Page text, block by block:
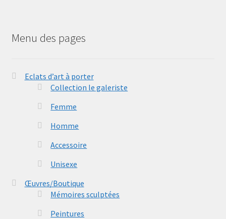
Menu des pages
Eclats d’art à porter
Collection le galeriste
Femme
Homme
Accessoire
Unisexe
Œuvres/Boutique
Mémoires sculptées
Peintures